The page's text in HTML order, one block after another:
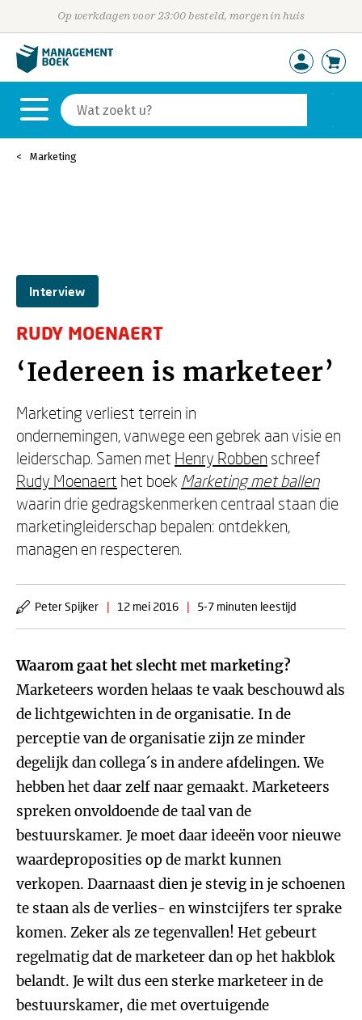
Op werkdagen voor 23:00 besteld, morgen in huis
Marketing
Interview
RUDY MOENAERT
‘Iedereen is marketeer’
Marketing verliest terrein in
ondernemingen, vanwege een gebrek aan visie en
leiderschap. Samen met Henry Robben schreef
Rudy Moenaert het boek Marketing met ballen
waarin drie gedragskenmerken centraal staan die
marketingleiderschap bepalen: ontdekken,
managen en respecteren.
Peter Spijker | 12 mei 2016 | 5-7 minuten leestijd
Waarom gaat het slecht met marketing?
Marketeers worden helaas te vaak beschouwd als
de lichtgewichten in de organisatie. In de
perceptie van de organisatie zijn ze minder
degelijk dan collega´s in andere afdelingen. We
hebben het daar zelf naar gemaakt. Marketeers
spreken onvoldoende de taal van de
bestuurskamer. Je moet daar ideeën voor nieuwe
waardeproposities op de markt kunnen
verkopen. Daarnaast dien je stevig in je schoenen
te staan als de verlies- en winstcijfers ter sprake
komen. Zeker als ze tegenvallen! Het gebeurt
regelmatig dat de marketeer dan op het hakblok
belandt. Je wilt dus een sterke marketeer in de
bestuurskamer, die met overtuigende